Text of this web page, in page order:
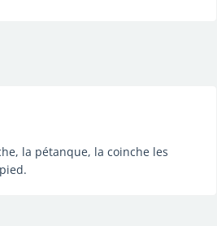
la pétanque, la coinche les